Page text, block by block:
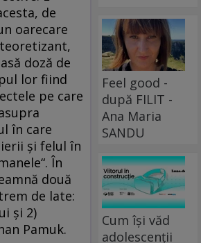
de
oarecare
doză de
lor fiind
pe care
în care
şi felul în
În
două
de late:
şi 2)
Pamuk.
Feel good -
după FILIT -
Ana Maria
SANDU
Cum își văd
adolescenții